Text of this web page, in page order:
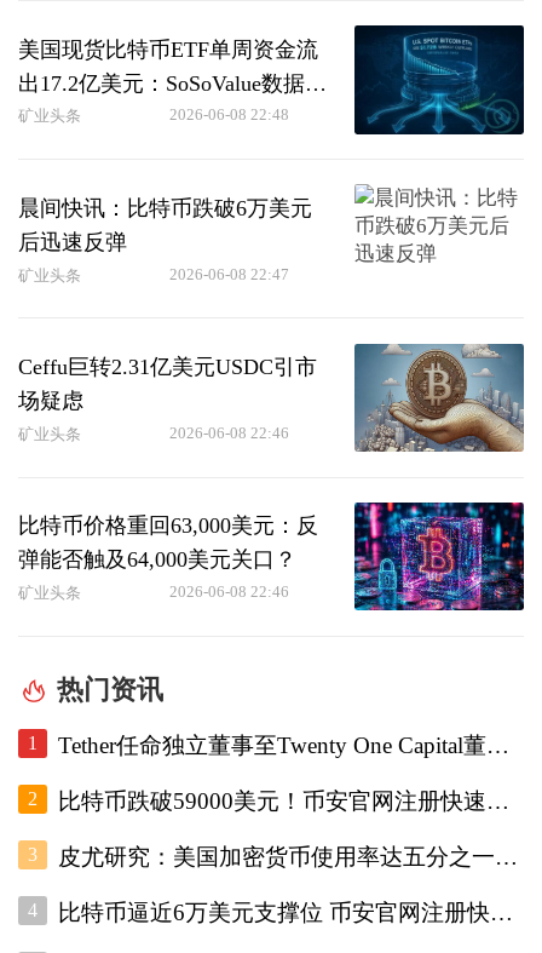
美国现货比特币ETF单周资金流
出17.2亿美元：SoSoValue数据显
示
矿业头条 2026-06-08 22:48
晨间快讯：比特币跌破6万美元
后迅速反弹
矿业头条 2026-06-08 22:47
Ceffu巨转2.31亿美元USDC引市
场疑虑
矿业头条 2026-06-08 22:46
比特币价格重回63,000美元：反
弹能否触及64,000美元关口？
矿业头条 2026-06-08 22:46
热门资讯
1 Tether任命独立董事至Twenty One Capital董事会，重设审计委员会。
2 比特币跌破59000美元！币安官网注册快速跟进底部研判
3 皮尤研究：美国加密货币使用率达五分之一，调查显示普及趋势增强
4 比特币逼近6万美元支撑位 币安官网注册快速接入实时行情